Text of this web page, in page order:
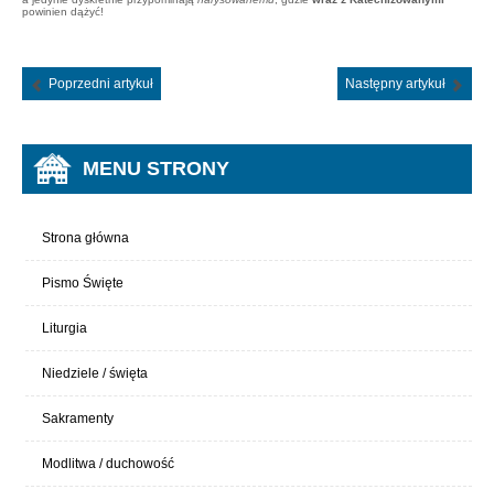
powinien dążyć!
Poprzedni artykuł Następny artykuł
MENU STRONY
Strona główna
Pismo Święte
Liturgia
Niedziele / święta
Sakramenty
Modlitwa / duchowość